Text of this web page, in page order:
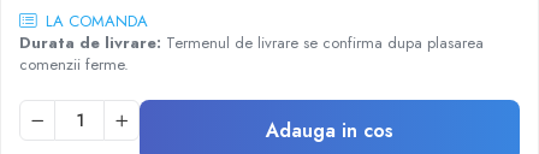
Oxigenatoare
Statii gaze medicinale
Regulatoare presiune gaze medicinale
Butelii gaze medicale
LA COMANDA
Durata de livrare: Termenul de livrare se confirma dupa plasarea
comenzii ferme.
Adauga in cos